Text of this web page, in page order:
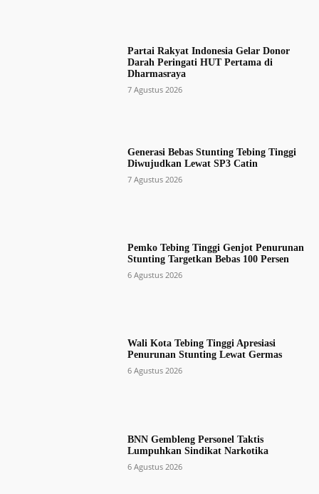
Partai Rakyat Indonesia Gelar Donor
Darah Peringati HUT Pertama di
Dharmasraya
7 Agustus 2026
Generasi Bebas Stunting Tebing Tinggi
Diwujudkan Lewat SP3 Catin
7 Agustus 2026
Pemko Tebing Tinggi Genjot Penurunan
Stunting Targetkan Bebas 100 Persen
6 Agustus 2026
Wali Kota Tebing Tinggi Apresiasi
Penurunan Stunting Lewat Germas
6 Agustus 2026
BNN Gembleng Personel Taktis
Lumpuhkan Sindikat Narkotika
6 Agustus 2026